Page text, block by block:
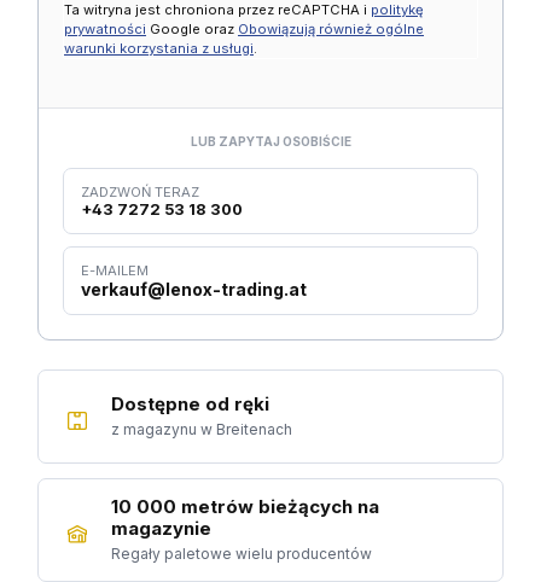
Ta witryna jest chroniona przez reCAPTCHA i politykę
prywatności Google oraz Obowiązują również ogólne
warunki korzystania z usługi.
LUB ZAPYTAJ OSOBIŚCIE
ZADZWOŃ TERAZ
+43 7272 53 18 300
E-MAILEM
verkauf@lenox-trading.at
Dostępne od ręki
z magazynu w Breitenach
10 000 metrów bieżących na
magazynie
Regały paletowe wielu producentów